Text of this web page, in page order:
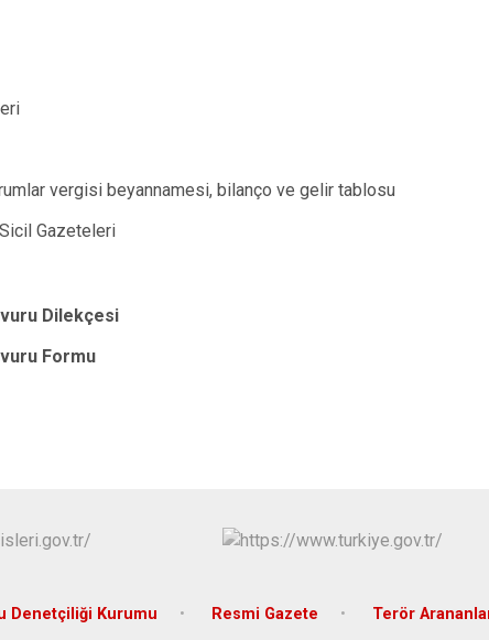
vergisi beyannamesi, bilanço ve gelir tablosu
Gazeteleri
Dilekçesi
Formu
Denetçiliği Kurumu Resmi Gazete Terör